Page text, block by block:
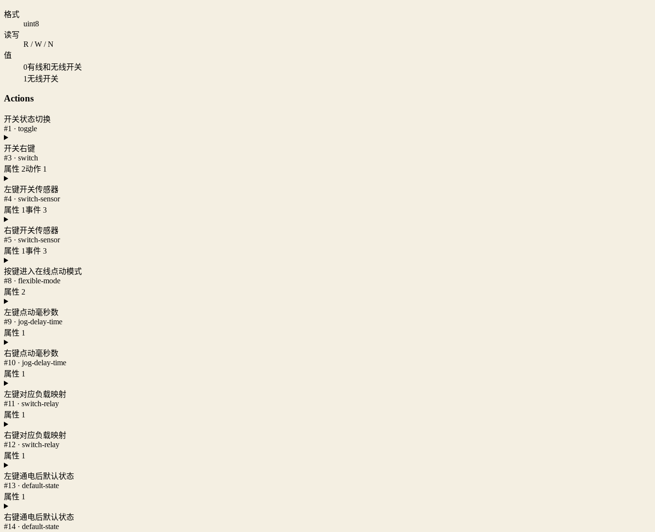
格式
uint8
读写
R / W / N
值
0有线和无线开关
1无线开关
Actions
开关状态切换
#1 · toggle
开关右键
#3 · switch
属性 2动作 1
左键开关传感器
#4 · switch-sensor
属性 1事件 3
右键开关传感器
#5 · switch-sensor
属性 1事件 3
按键进入在线点动模式
#8 · flexible-mode
属性 2
左键点动毫秒数
#9 · jog-delay-time
属性 1
右键点动毫秒数
#10 · jog-delay-time
属性 1
左键对应负载映射
#11 · switch-relay
属性 1
右键对应负载映射
#12 · switch-relay
属性 1
左键通电后默认状态
#13 · default-state
属性 1
右键通电后默认状态
#14 · default-state